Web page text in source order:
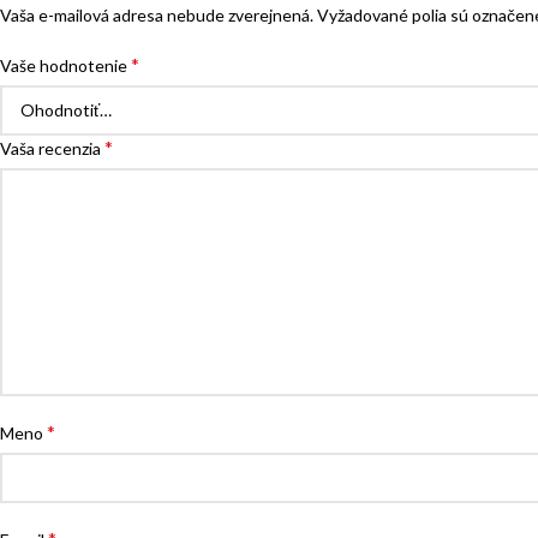
Vaša e-mailová adresa nebude zverejnená.Vyžadované polia sú
Vaše hodnotenie*
Vaša recenzia *
Meno *